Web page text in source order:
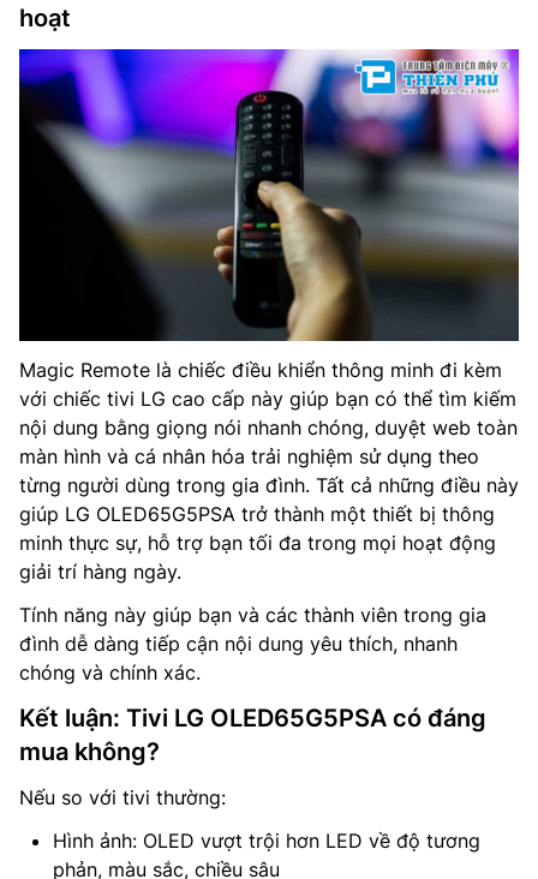
hoạt
Magic Remote là chiếc điều khiển thông minh đi kèm
với chiếc tivi LG cao cấp này giúp bạn có thể tìm kiếm
nội dung bằng giọng nói nhanh chóng, duyệt web toàn
màn hình và cá nhân hóa trải nghiệm sử dụng theo
từng người dùng trong gia đình. Tất cả những điều này
giúp LG OLED65G5PSA trở thành một thiết bị thông
minh thực sự, hỗ trợ bạn tối đa trong mọi hoạt động
giải trí hàng ngày.
Tính năng này giúp bạn và các thành viên trong gia
đình dễ dàng tiếp cận nội dung yêu thích, nhanh
chóng và chính xác.
Kết luận: Tivi LG OLED65G5PSA có đáng
mua không?
Nếu so với tivi thường:
Hình ảnh: OLED vượt trội hơn LED về độ tương
phản, màu sắc, chiều sâu